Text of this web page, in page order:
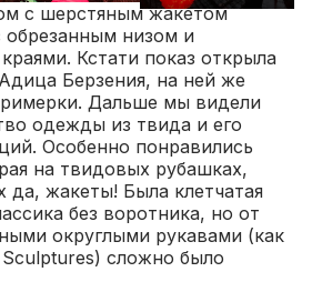
с шерстяным жакетом
обрезанным низом и
Кстати показ открыла
Берзения, на ней же
Дальше мы видели
одежды из твида и его
Особенно понравились
на твидовых рубашках,
да, жакеты! Была клетчатая
без воротника, но от
округлыми рукавами (как
сложно было